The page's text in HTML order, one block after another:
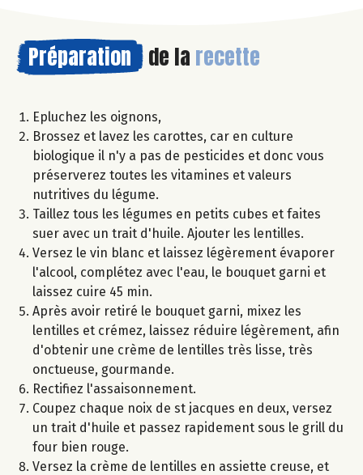
Préparation de la recette
Epluchez les oignons,
Brossez et lavez les carottes, car en culture
biologique il n'y a pas de pesticides et donc vous
préserverez toutes les vitamines et valeurs
nutritives du légume.
Taillez tous les légumes en petits cubes et faites
suer avec un trait d'huile. Ajouter les lentilles.
Versez le vin blanc et laissez légèrement évaporer
l'alcool, complétez avec l'eau, le bouquet garni et
laissez cuire 45 min.
Après avoir retiré le bouquet garni, mixez les
lentilles et crémez, laissez réduire légèrement, afin
d'obtenir une crème de lentilles très lisse, très
onctueuse, gourmande.
Rectifiez l'assaisonnement.
Coupez chaque noix de st jacques en deux, versez
un trait d'huile et passez rapidement sous le grill du
four bien rouge.
Versez la crème de lentilles en assiette creuse, et